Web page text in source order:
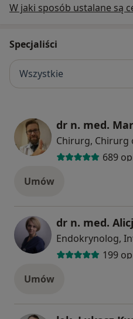
W jaki sposób ustalane są
Specjaliści
Wszystkie
Chirurg, Chirurg
689
Umów
dr n. med.
Endokrynolog,
199
Umów